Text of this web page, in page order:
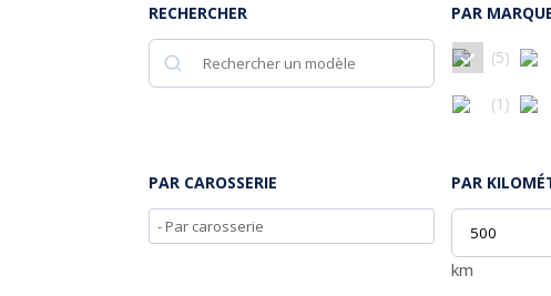
RECHERCHER
Rechercher
PAR
(5)
(1 )
PAR CAROSSERIE PAR
km